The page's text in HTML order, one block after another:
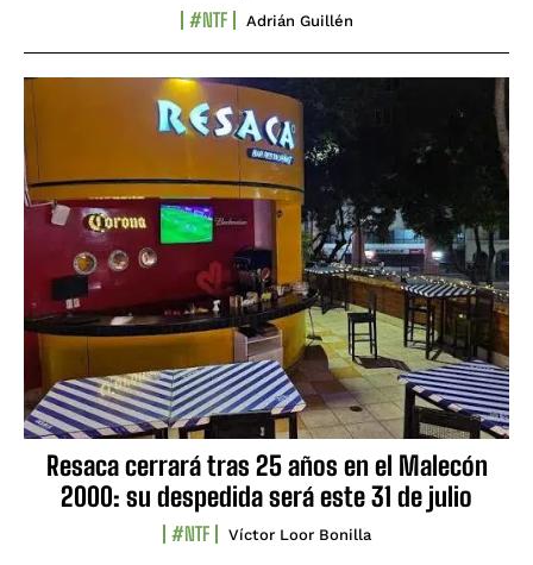
#NTF Adrián Guillén
Resaca cerrará tras 25 años en el Malecón
2000: su despedida será este 31 de julio
#NTF Víctor Loor Bonilla